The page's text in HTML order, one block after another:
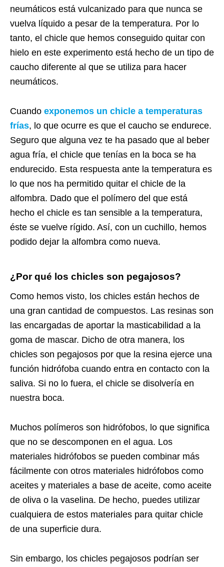
neumáticos está vulcanizado para que nunca se
vuelva líquido a pesar de la temperatura. Por lo
tanto, el chicle que hemos conseguido quitar con
hielo en este experimento está hecho de un tipo de
caucho diferente al que se utiliza para hacer
neumáticos.
Cuando exponemos un chicle a temperaturas
frías, lo que ocurre es que el caucho se endurece.
Seguro que alguna vez te ha pasado que al beber
agua fría, el chicle que tenías en la boca se ha
endurecido. Esta respuesta ante la temperatura es
lo que nos ha permitido quitar el chicle de la
alfombra. Dado que el polímero del que está
hecho el chicle es tan sensible a la temperatura,
éste se vuelve rígido. Así, con un cuchillo, hemos
podido dejar la alfombra como nueva.
¿Por qué los chicles son pegajosos?
Como hemos visto, los chicles están hechos de
una gran cantidad de compuestos. Las resinas son
las encargadas de aportar la masticabilidad a la
goma de mascar. Dicho de otra manera, los
chicles son pegajosos por que la resina ejerce una
función hidrófoba cuando entra en contacto con la
saliva. Si no lo fuera, el chicle se disolvería en
nuestra boca.
Muchos polímeros son hidrófobos, lo que significa
que no se descomponen en el agua. Los
materiales hidrófobos se pueden combinar más
fácilmente con otros materiales hidrófobos como
aceites y materiales a base de aceite, como aceite
de oliva o la vaselina. De hecho, puedes utilizar
cualquiera de estos materiales para quitar chicle
de una superficie dura.
Sin embargo, los chicles pegajosos podrían ser